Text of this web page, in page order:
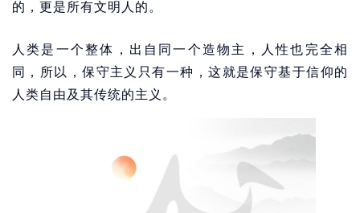
的，更是所有文明人的。
人类是一个整体，出自同一个造物主，人性也完全相
同，所以，保守主义只有一种，这就是保守基于信仰的
人类自由及其传统的主义。